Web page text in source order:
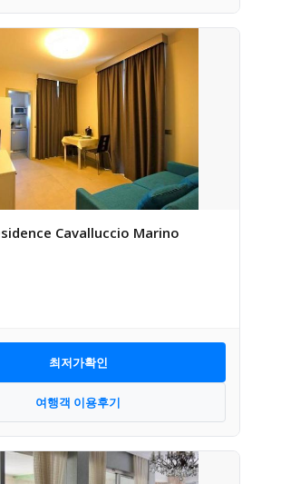
Cavalluccio Marino
최저가확인
여행객 이용후기